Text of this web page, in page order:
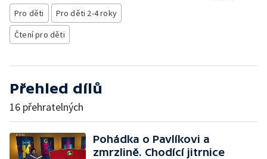
Pro děti
Pro děti 2-4 roky
Čtení pro děti
Přehled dílů
16 přehratelných
Pohádka o Pavlíkovi a
zmrzlině. Chodící jitrnice